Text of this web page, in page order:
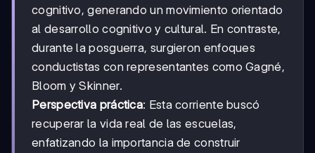
cognitivo, generando un movimiento orientado
al desarrollo cognitivo y cultural. En contraste,
durante la posguerra, surgieron enfoques
conductistas con representantes como Gagné,
Bloom y Skinner.
Perspectiva práctica: Esta corriente buscó
recuperar la vida real de las escuelas,
enfatizando la importancia de construir